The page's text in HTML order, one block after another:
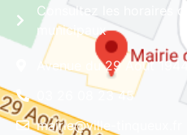
Consultez les horaires
municipaux
Avenue du 29 Août
03 26 08 23 45
mairie@ville-tinqueux.fr